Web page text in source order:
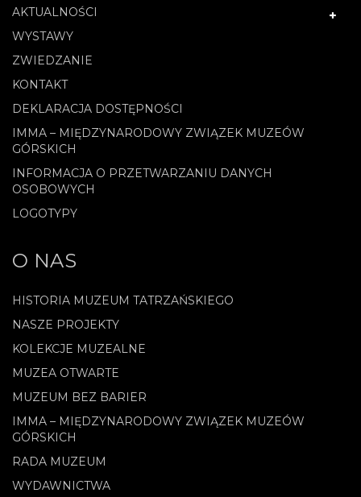
AKTUALNOŚCI
WYSTAWY
ZWIEDZANIE
KONTAKT
DEKLARACJA DOSTĘPNOŚCI
IMMA – MIĘDZYNARODOWY ZWIĄZEK MUZEÓW
GÓRSKICH
INFORMACJA O PRZETWARZANIU DANYCH
OSOBOWYCH
LOGOTYPY
O NAS
HISTORIA MUZEUM TATRZAŃSKIEGO
NASZE PROJEKTY
KOLEKCJE MUZEALNE
MUZEA OTWARTE
MUZEUM BEZ BARIER
IMMA – MIĘDZYNARODOWY ZWIĄZEK MUZEÓW
GÓRSKICH
RADA MUZEUM
WYDAWNICTWA